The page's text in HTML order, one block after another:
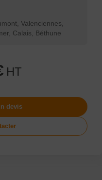
Valenciennes,
Calais, Béthune
HT
devis